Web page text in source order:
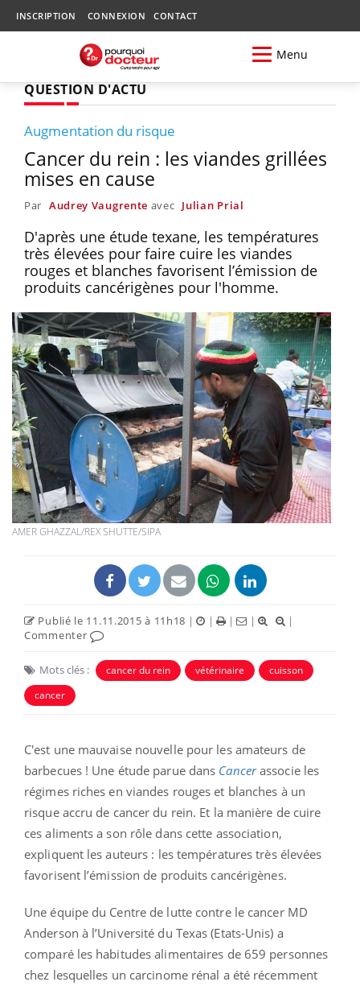
INSCRIPTION CONNEXION CONTACT
Menu
QUESTION D'ACTU
Augmentation du risque
Cancer du rein : les viandes grillées
mises en cause
Par Audrey Vaugrente avec Julian Prial
D'après une étude texane, les températures
très élevées pour faire cuire les viandes
rouges et blanches favorisent l’émission de
produits cancérigènes pour l'homme.
AMER GHAZZAL/REX SHUTTE/SIPA
Publié le 11.11.2015 à 11h18 | | | |
|
Commenter
Mots clés : cancer du rein vétérinaire
cuisson
cancer
C'est une mauvaise nouvelle pour les amateurs de
barbecues ! Une étude parue dans Cancer associe les
régimes riches en viandes rouges et blanches à un
risque accru de cancer du rein. Et la manière de cuire
ces aliments a son rôle dans cette association,
expliquent les auteurs : les températures très élevées
favorisent l’émission de produits cancérigènes.
Une équipe du Centre de lutte contre le cancer MD
Anderson à l’Université du Texas (Etats-Unis) a
comparé les habitudes alimentaires de 659 personnes
chez lesquelles un carcinome rénal a été récemment